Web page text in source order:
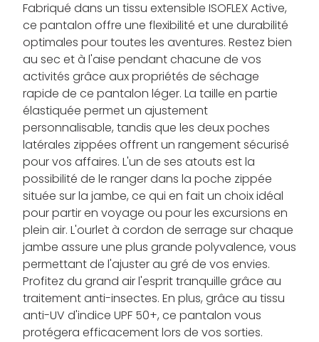
Fabriqué dans un tissu extensible ISOFLEX Active,
ce pantalon offre une flexibilité et une durabilité
optimales pour toutes les aventures. Restez bien
au sec et à l'aise pendant chacune de vos
activités grâce aux propriétés de séchage
rapide de ce pantalon léger. La taille en partie
élastiquée permet un ajustement
personnalisable, tandis que les deux poches
latérales zippées offrent un rangement sécurisé
pour vos affaires. L'un de ses atouts est la
possibilité de le ranger dans la poche zippée
située sur la jambe, ce qui en fait un choix idéal
pour partir en voyage ou pour les excursions en
plein air. L'ourlet à cordon de serrage sur chaque
jambe assure une plus grande polyvalence, vous
permettant de l'ajuster au gré de vos envies.
Profitez du grand air l'esprit tranquille grâce au
traitement anti-insectes. En plus, grâce au tissu
anti-UV d'indice UPF 50+, ce pantalon vous
protégera efficacement lors de vos sorties.